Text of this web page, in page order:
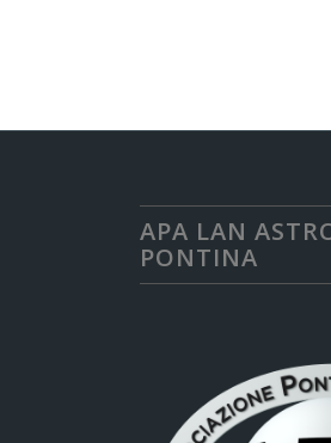
APA LAN
PONTINA